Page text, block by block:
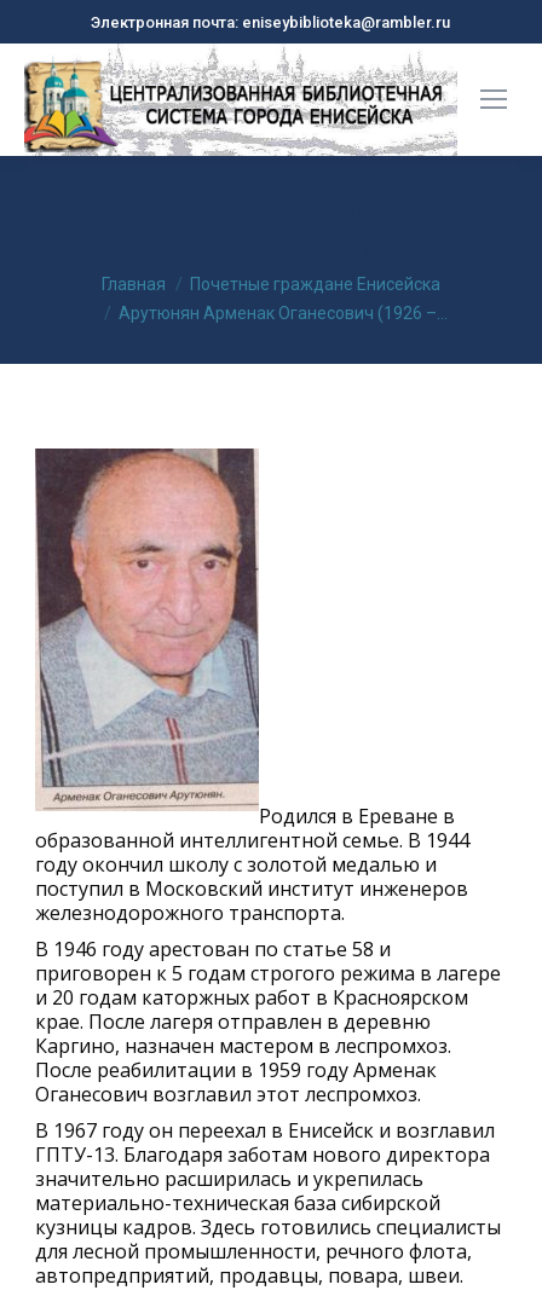
Электронная почта: eniseybiblioteka@rambler.ru
Вы здесь:Главная
Почетные граждане Енисейска
Арутюнян Арменак Оганесович (1926 –…
Родился в Ереване в
образованной интеллигентной семье. В 1944
году окончил школу с золотой медалью и
поступил в Московский институт инженеров
железнодорожного транспорта.
В 1946 году арестован по статье 58 и
приговорен к 5 годам строгого режима в лагере
и 20 годам каторжных работ в Красноярском
крае. После лагеря отправлен в деревню
Каргино, назначен мастером в леспромхоз.
После реабилитации в 1959 году Арменак
Оганесович возглавил этот леспромхоз.
В 1967 году он переехал в Енисейск и возглавил
ГПТУ-13. Благодаря заботам нового директора
значительно расширилась и укрепилась
материально-техническая база сибирской
кузницы кадров. Здесь готовились специалисты
для лесной промышленности, речного флота,
автопредприятий, продавцы, повара, швеи.